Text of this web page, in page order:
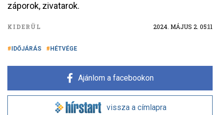
záporok, zivatarok.
KIDERÜL 2024. MÁJUS 2. 05:11
IDŐJÁRÁS HÉTVÉGE
Ajánlom a facebookon
vissza a címlapra